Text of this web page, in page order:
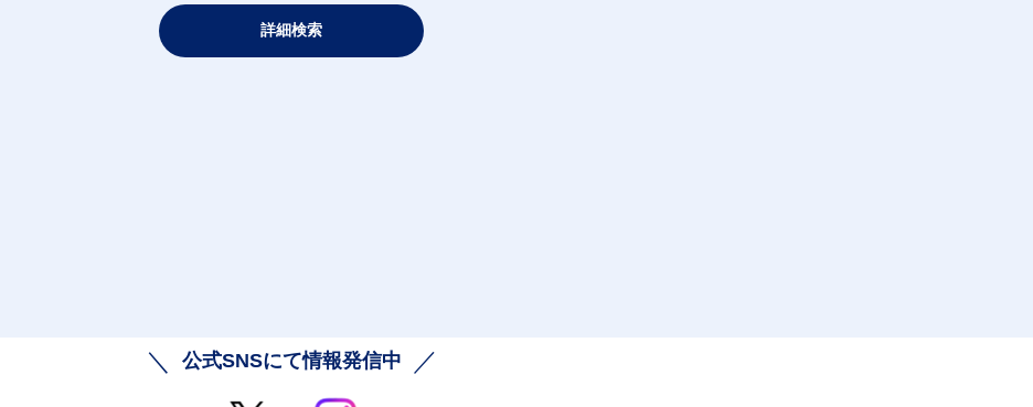
詳細検索
公式SNSにて情報発信中